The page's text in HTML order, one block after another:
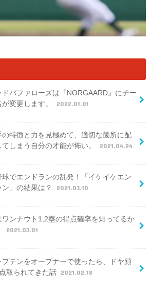
ドバファローズは『NORGAARD』にチー
が変更します。
2022.01.01
の特徴と力を見極めて、適切な箇所に配
てしまう自分の才能が怖い。
2021.04.24
球でエンドランの乱発！「イケイケエン
ン」の結果は？
2021.03.10
ワンナウト1,2塁の得点確率を知ってるか
2021.03.01
プテンをオープナーで使ったら、ドヤ顔
取られてきた話 2021.02.18